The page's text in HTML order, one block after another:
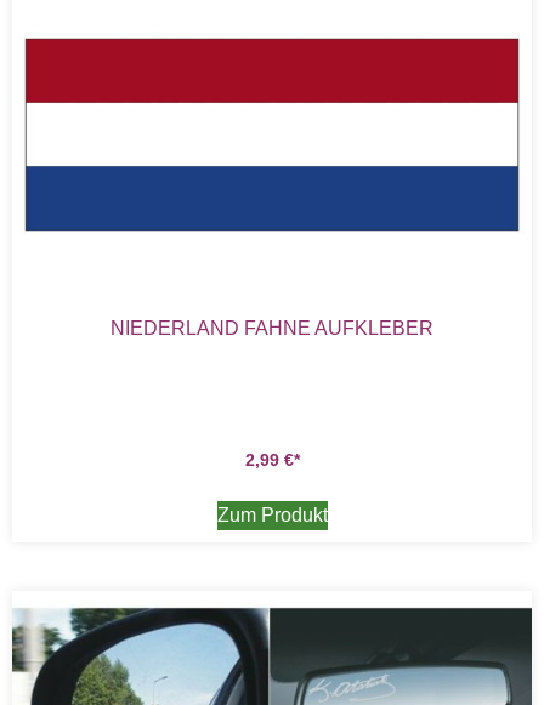
NIEDERLAND FAHNE AUFKLEBER
2,99 €
Zum Produkt